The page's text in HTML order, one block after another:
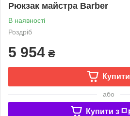
Рюкзак майстра Barber
В наявності
Роздріб
5 954 ₴
Купити
або
Купити з